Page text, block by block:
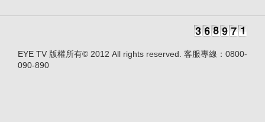
EYE TV 版權所有© 2012 All rights reserved. 客服專線：0800-
090-890